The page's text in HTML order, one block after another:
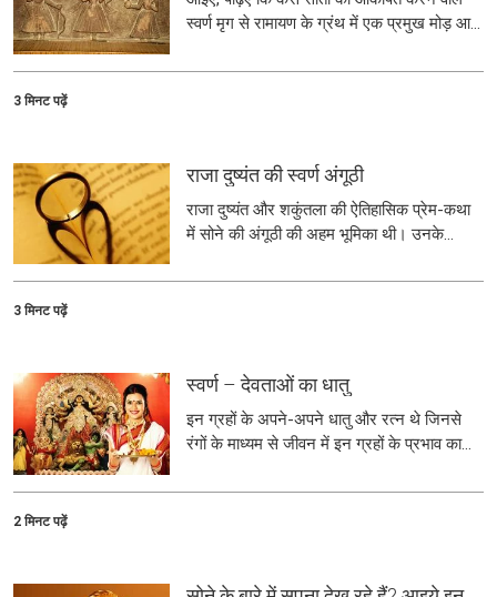
स्वर्ण मृग से रामायण के ग्रंथ में एक प्रमुख मोड़ आया
3 मिनट पढ़ें
राजा दुष्यंत की स्वर्ण अंगूठी
राजा दुष्यंत और शकुंतला की ऐतिहासिक प्रेम-कथा
में सोने की अंगूठी की अहम भूमिका थी। उनके
3 मिनट पढ़ें
स्वर्ण – देवताओं का धातु
इन ग्रहों के अपने-अपने धातु और रत्न थे जिनसे
रंगों के माध्यम से जीवन में इन ग्रहों के प्रभाव का
दिनों से था.
2 मिनट पढ़ें